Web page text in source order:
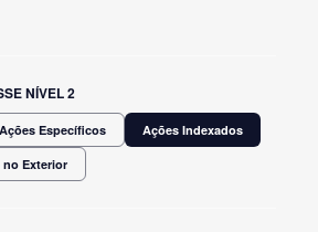
NÍVEL 2
Ações Específicos Ações Indexados
Exterior